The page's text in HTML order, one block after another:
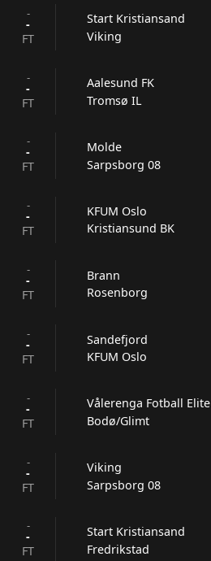
-
-
FT
Start Kristiansand
Viking
-
-
FT
Aalesund FK
Tromsø IL
-
-
FT
Molde
Sarpsborg 08
-
-
FT
KFUM Oslo
Kristiansund BK
-
-
FT
Brann
Rosenborg
-
-
FT
Sandefjord
KFUM Oslo
-
-
FT
Vålerenga Fotball Elite
Bodø/Glimt
-
-
FT
Viking
Sarpsborg 08
-
-
FT
Start Kristiansand
Fredrikstad